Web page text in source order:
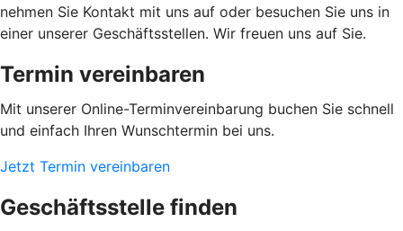
nehmen Sie Kontakt mit uns auf oder besuchen Sie uns in
einer unserer Geschäftsstellen. Wir freuen uns auf Sie.
Termin vereinbaren
Mit unserer Online-Terminvereinbarung buchen Sie schnell
und einfach Ihren Wunschtermin bei uns.
Jetzt Termin vereinbaren
Geschäftsstelle finden